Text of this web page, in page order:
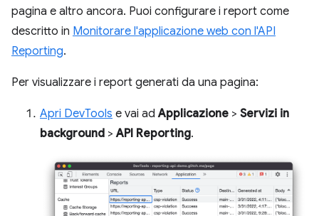
pagina e altro ancora. Puoi configurare i report come
descritto in Monitorare l'applicazione web con l'API
Reporting.
Per visualizzare i report generati da una pagina:
Apri DevTools e vai adApplicazione > Servizi in
background >API Reporting.